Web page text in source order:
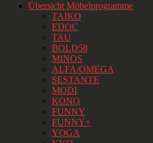
Übersicht Möbelprogramme
TAIKO
EDOC
TAU
BOLD58
MINOS
ALFA/OMEGA
SESTANTE
MODI
KONO
FUNNY
FUNNY+
YOGA